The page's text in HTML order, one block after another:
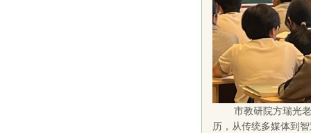
市教研院方瑞光
历，从传统多媒体到